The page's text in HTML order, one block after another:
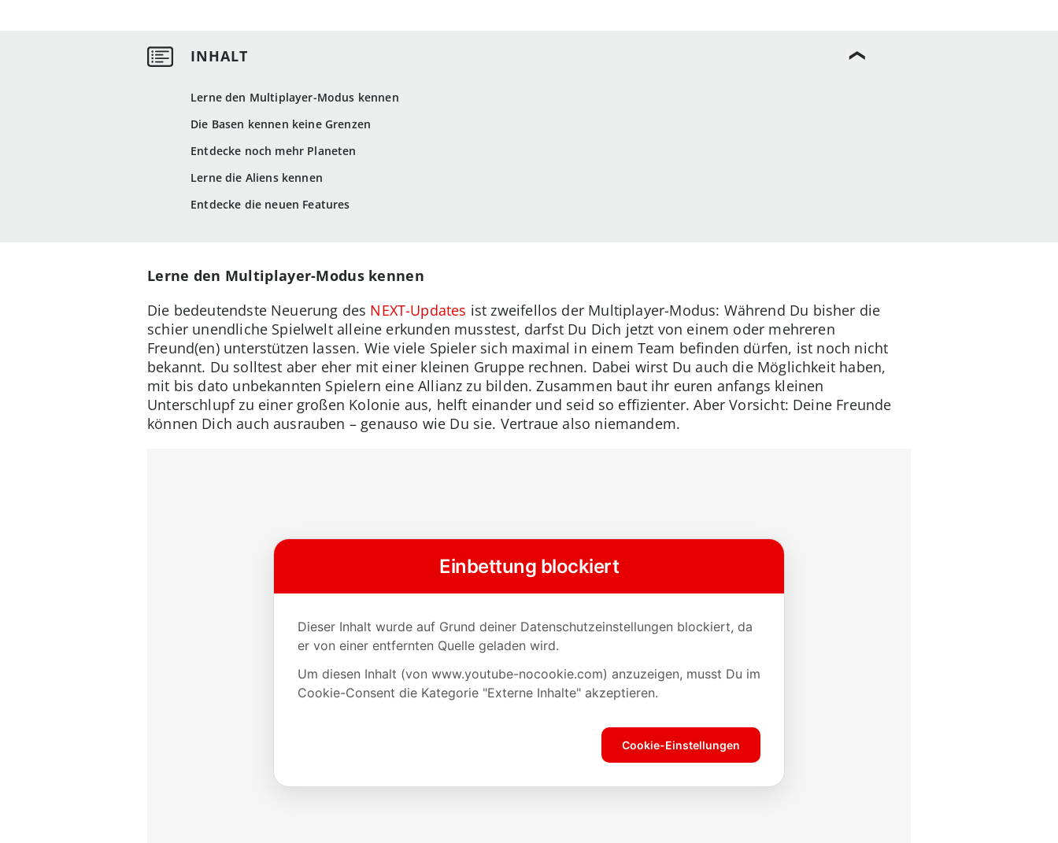
Lerne den Multiplayer-Modus kennen
Die Basen kennen keine Grenzen
Entdecke noch mehr Planeten
Lerne die Aliens kennen
Entdecke die neuen Features
Lerne den Multiplayer-Modus kennen
Die bedeutendste Neuerung des NEXT-Updates ist zweifellos der Multiplayer-Modus: Während Du bisher die
schier unendliche Spielwelt alleine erkunden musstest, darfst Du Dich jetzt von einem oder mehreren
Freund(en) unterstützen lassen. Wie viele Spieler sich maximal in einem Team befinden dürfen, ist noch nicht
bekannt. Du solltest aber eher mit einer kleinen Gruppe rechnen. Dabei wirst Du auch die Möglichkeit haben,
mit bis dato unbekannten Spielern eine Allianz zu bilden. Zusammen baut ihr euren anfangs kleinen
Unterschlupf zu einer großen Kolonie aus, helft einander und seid so effizienter. Aber Vorsicht: Deine Freunde
können Dich auch ausrauben – genauso wie Du sie. Vertraue also niemandem.